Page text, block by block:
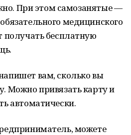
При этом самозанятые —
медицинского
получать бесплатную
вам, сколько вы
Можно привязать карту и
автоматически.
можете